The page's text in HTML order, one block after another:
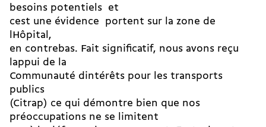
besoins potentiels  et
cest une évidence  portent sur la zone de
lHôpital,
en contrebas. Fait significatif, nous avons reçu
lappui de la
Communauté dintérêts pour les transports
publics
(Citrap) ce qui démontre bien que nos
préoccupations ne se limitent